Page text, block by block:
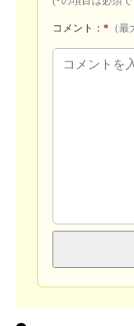
コメント： * （最